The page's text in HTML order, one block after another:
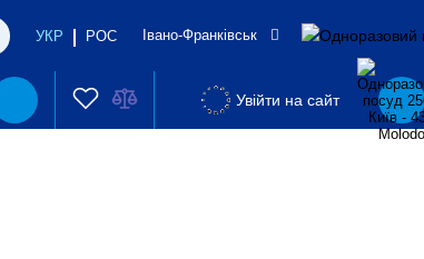
УКР РОС Івано-Франківськ
Увійти на сайт